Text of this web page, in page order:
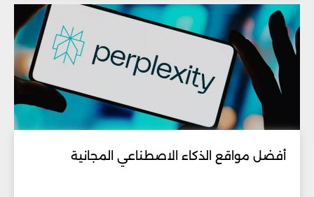
أفضل مواقع الذكاء الاصطناعي المجانية